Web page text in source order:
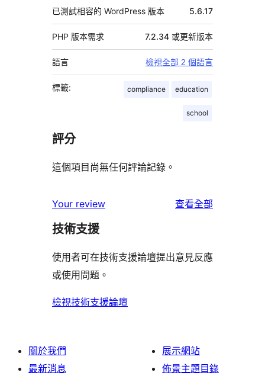
已測試相容的 WordPress 版本 5.6.17
PHP 版本需求 7.2.34 或更新版本
語言 檢視全部 2 個語言
標籤: compliance education
school
評分
這個項目尚無任何評論記錄。
Your review 查看全部
評
技術支援
使用者可在技術支援論壇提出意見反應
或使用問題。
檢視技術支援論壇
關於我們
最新消息
展示網站
佈景主題目錄